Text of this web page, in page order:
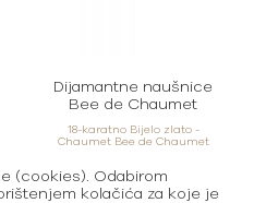
Dijamantne naušnice
Bee de Chaumet
18-karatno Bijelo zlato -
Chaumet Bee de Chaumet
(cookies). Odabirom
kolačića za koje je